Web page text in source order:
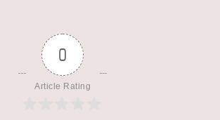
0
Article Rating